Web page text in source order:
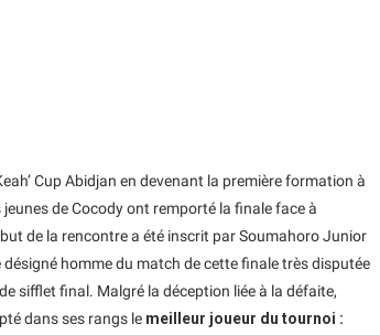
Cup Abidjan en devenant la première formation à
de Cocody ont remporté la finale face à
de la rencontre a été inscrit par Soumahoro Junior
homme du match de cette finale très disputée
sifflet final. Malgré la déception liée à la défaite,
dans ses rangs le meilleur joueur du tournoi :